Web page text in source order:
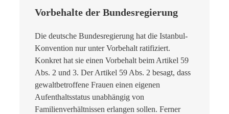
Vorbehalte der Bundesregierung
Die deutsche Bundesregierung hat die Istanbul-
Konvention nur unter Vorbehalt ratifiziert.
Konkret hat sie einen Vorbehalt beim Artikel 59
Abs. 2 und 3. Der Artikel 59 Abs. 2 besagt, dass
gewaltbetroffene Frauen einen eigenen
Aufenthaltsstatus unabhängig von
Familienverhältnissen erlangen sollen. Ferner